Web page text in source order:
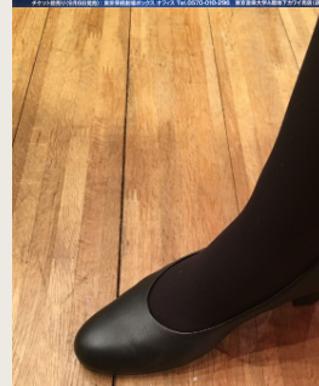
練習用（ストレッチ生地）
（22.5～26.0cm）数量限定商品
練習用（ストレッチ生地）
子供サイズ
（21.0～22.0cm）数量限定商品
室内用ルームシューズ
（ヒール高2.5cm）